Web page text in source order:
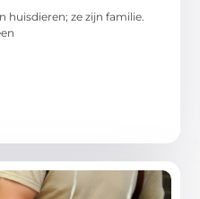
huisdieren; ze zijn familie.